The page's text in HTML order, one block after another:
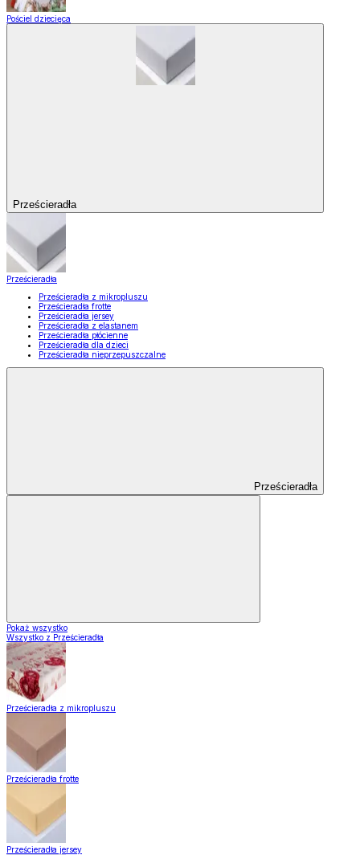
Pościel dziecięca
Prześcieradła
Prześcieradła
Prześcieradła z mikropluszu
Prześcieradła frotte
Prześcieradła jersey
Prześcieradła z elastanem
Prześcieradła płócienne
Prześcieradła dla dzieci
Prześcieradła nieprzepuszczalne
Prześcieradła
Pokaż wszystko
Wszystko z Prześcieradła
Prześcieradła z mikropluszu
Prześcieradła frotte
Prześcieradła jersey